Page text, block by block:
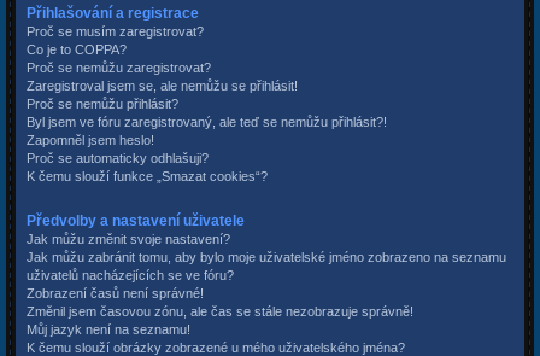
Přihlašování a registrace
Proč se musím zaregistrovat?
Co je to COPPA?
Proč se nemůžu zaregistrovat?
Zaregistroval jsem se, ale nemůžu se přihlásit!
Proč se nemůžu přihlásit?
Byl jsem ve fóru zaregistrovaný, ale teď se nemůžu přihlásit?!
Zapomněl jsem heslo!
Proč se automaticky odhlašuji?
K čemu slouží funkce „Smazat cookies“?
Předvolby a nastavení uživatele
Jak můžu změnit svoje nastavení?
Jak můžu zabránit tomu, aby bylo moje uživatelské jméno zobrazeno na seznamu
uživatelů nacházejících se ve fóru?
Zobrazení časů není správné!
Změnil jsem časovou zónu, ale čas se stále nezobrazuje správně!
Můj jazyk není na seznamu!
K čemu slouží obrázky zobrazené u mého uživatelského jména?